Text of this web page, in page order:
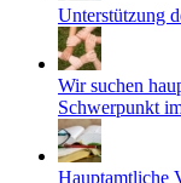
Unterstützung
Wir suchen
Schwerpunkt
Hauptamtliche